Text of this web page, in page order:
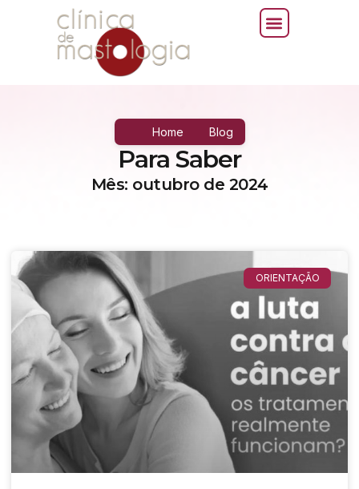
Home Blog
Para Saber
Mês: outubro de 2024
ORIENTAÇÃO